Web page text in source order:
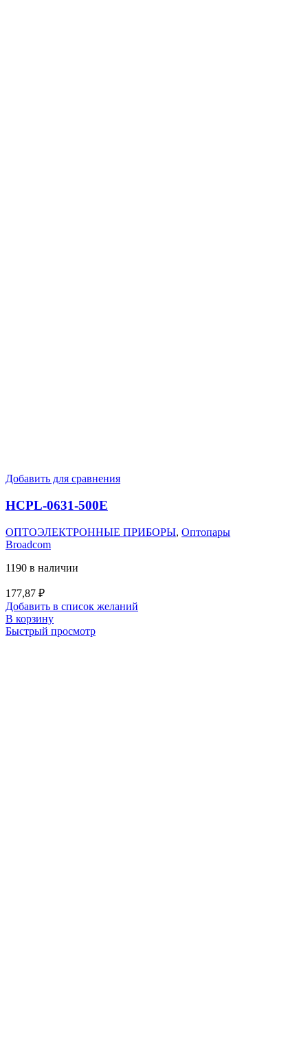
Добавить для сравнения
HCPL-0631-500E
ОПТОЭЛЕКТРОННЫЕ ПРИБОРЫ, Оптопары
Broadcom
1190 в наличии
177,87 ₽
Добавить в список желаний
В корзину
Быстрый просмотр